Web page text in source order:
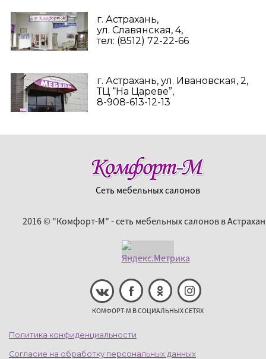
г. Астрахань,
ул. Славянская, 4,
тел: (8512) 72-22-66
г. Астрахань, ул. Ивановская, 2,
ТЦ “На Цареве”,
8-908-613-12-13
Сеть мебельных салонов
2016 © "Комфорт-М" - сеть мебельных салонов в
КОМФОРТ-М В СОЦИАЛЬНЫХ СЕТЯХ
Политика конфиденциальности
Согласие на обработку персональных данных